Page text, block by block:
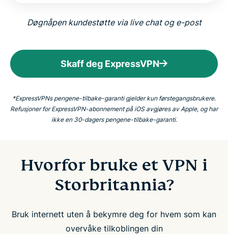
Døgnåpen kundestøtte via live chat og e-post
Skaff deg ExpressVPN
*ExpressVPNs pengene-tilbake-garanti gjelder kun førstegangsbrukere.
Refusjoner for ExpressVPN-abonnement på iOS avgjøres av Apple, og har
ikke en 30-dagers pengene-tilbake-garanti.
Hvorfor bruke et VPN i
Storbritannia?
Bruk internett uten å bekymre deg for hvem som kan
overvåke tilkoblingen din